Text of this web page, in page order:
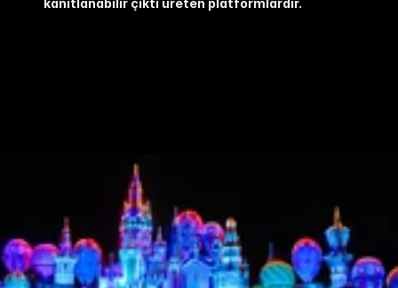
kanıtlanabilir çıktı üreten platformlardır.